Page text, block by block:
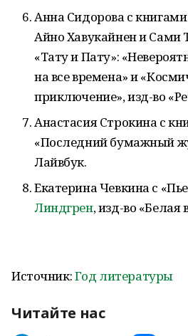
Анна Сидорова с
Айно Хавукайнен и Сами
«Тату и Пату»:
на все времена» и
приключение», изд-во
Анастасия Строкина с
«Последний бумажный
Лайвбук.
Екатерина Чевкина с
Линдгрен, изд-во «Белая
Источник:Год литературы
Читайте нас